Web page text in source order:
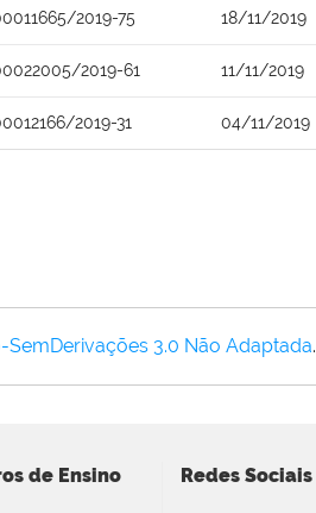
2019-75 18/11/2019
2019-61 11/11/2019
2019-31 04/11/2019
3.0 Não Adaptada.
de Ensino Redes Sociais